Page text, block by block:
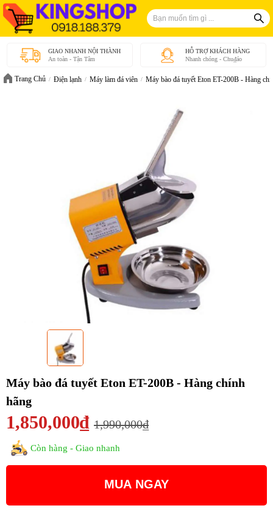
GIAO NHANH NỘI THÀNH
An toàn - Tận Tâm
HỖ TRỢ KHÁCH HÀNG
Nhanh chóng - Chu₫áo
Trang Chủ Điện lạnh Máy làm đá viên Máy bào đá tuyết Eton ET-200B - Hàng
Máy bào đá tuyết Eton ET-200B - Hàng chính
hãng
1,850,000₫ 1,990,000₫
Còn hàng - Giao nhanh
MUA NGAY